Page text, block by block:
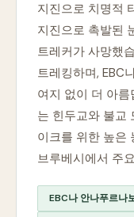
지진으로 치명적
지진으로 촉발된
트레커가 사망했
트레킹하며, EBC
여지 없이 더 아름
는 힌두교와 불교
이크를 위한 높은
브루베시에서 주
EBC나 안나푸르나